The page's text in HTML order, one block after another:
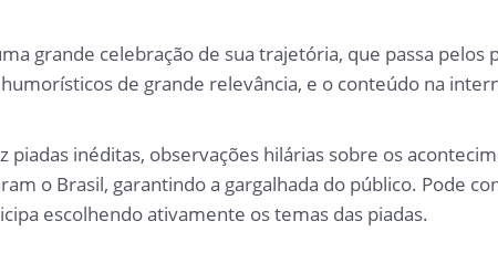
grande celebração de sua trajetória, que passa
de grande relevância, e o conteúdo na
piadas inéditas, observações hilárias sobre os
o Brasil, garantindo a gargalhada do público. Pode
escolhendo ativamente os temas das piadas.